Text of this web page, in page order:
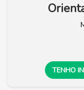
TENHO